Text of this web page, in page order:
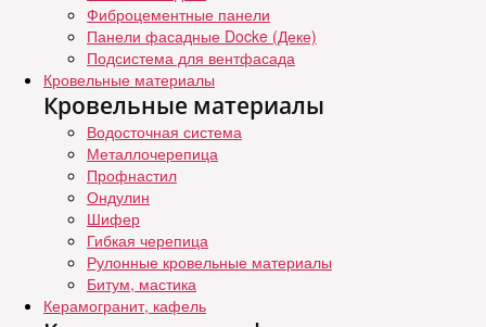
Фиброцементные панели
Панели фасадные Docke (Деке)
Подсистема для вентфасада
Кровельные материалы
Кровельные материалы
Водосточная система
Металлочерепица
Профнастил
Ондулин
Шифер
Гибкая черепица
Рулонные кровельные материалы
Битум, мастика
Керамогранит, кафель